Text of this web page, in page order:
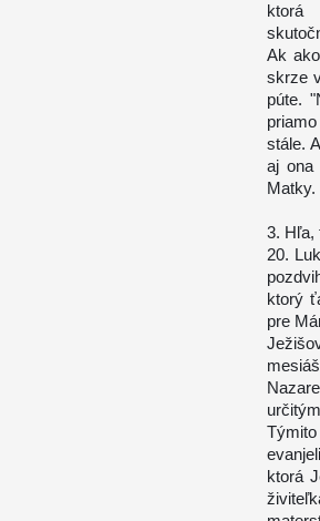
ktorá
Ak
skrze
púte.
stále.
aj ona
Matky.
3. Hľa,
20.
ktorý
pre
ktorá